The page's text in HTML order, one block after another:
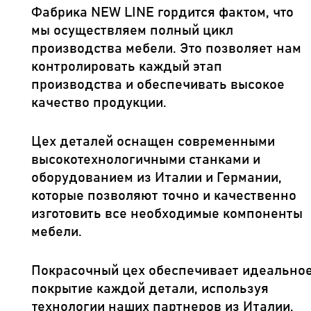
Фабрика NEW LINE гордится фактом, что
мы осуществляем полный цикл
производства мебели. Это позволяет нам
контролировать каждый этап
производства и обеспечивать высокое
качество продукции.
Цех деталей оснащен современными
высокотехнологичными станками и
оборудованием из Италии и Германии,
которые позволяют точно и качественно
изготовить все необходимые компоненты
мебели.
Покрасочный цех обеспечивает
покрытие каждой детали, используя
технологии наших партнеров из Италии.